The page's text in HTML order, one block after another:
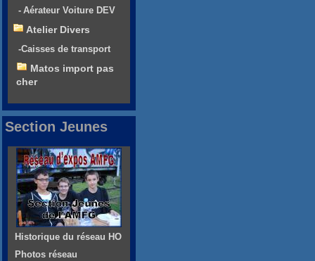
- Aérateur Voiture DEV
Atelier Divers
-Caisses de transport
Matos import pas
cher
Section Jeunes
Historique du réseau HO
Photos réseau